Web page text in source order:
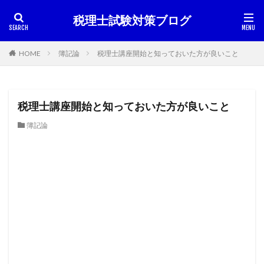
税理士試験対策ブログ
HOME 簿記論 税理士講座開始と知っておいた方が良いこと
税理士講座開始と知っておいた方が良いこと
簿記論